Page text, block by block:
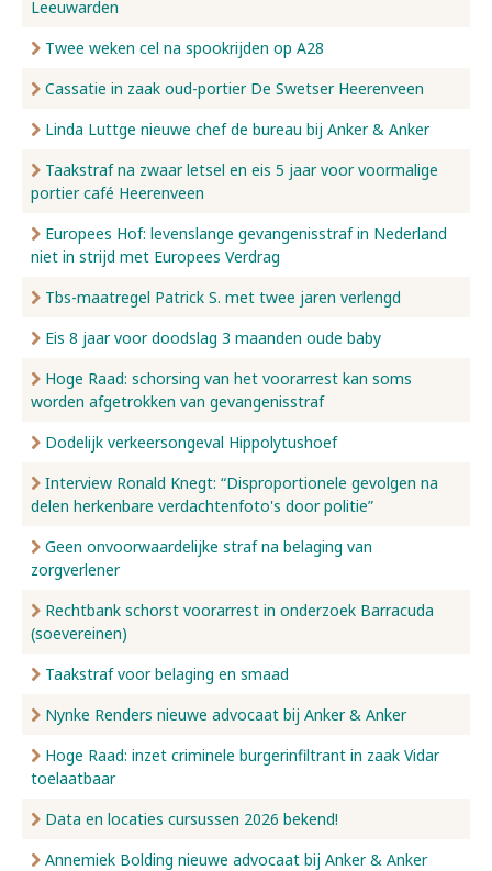
Leeuwarden
Twee weken cel na spookrijden op A28
Cassatie in zaak oud-portier De Swetser Heerenveen
Linda Luttge nieuwe chef de bureau bij Anker & Anker
Taakstraf na zwaar letsel en eis 5 jaar voor voormalige
portier café Heerenveen
Europees Hof: levenslange gevangenisstraf in Nederland
niet in strijd met Europees Verdrag
Tbs-maatregel Patrick S. met twee jaren verlengd
Eis 8 jaar voor doodslag 3 maanden oude baby
Hoge Raad: schorsing van het voorarrest kan soms
worden afgetrokken van gevangenisstraf
Dodelijk verkeersongeval Hippolytushoef
Interview Ronald Knegt: “Disproportionele gevolgen na
delen herkenbare verdachtenfoto's door politie”
Geen onvoorwaardelijke straf na belaging van
zorgverlener
Rechtbank schorst voorarrest in onderzoek Barracuda
(soevereinen)
Taakstraf voor belaging en smaad
Nynke Renders nieuwe advocaat bij Anker & Anker
Hoge Raad: inzet criminele burgerinfiltrant in zaak Vidar
toelaatbaar
Data en locaties cursussen 2026 bekend!
Annemiek Bolding nieuwe advocaat bij Anker & Anker